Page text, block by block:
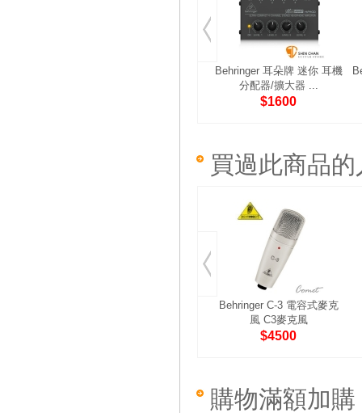
Behringer 耳朵牌 迷你 耳機
分配器/擴大器 ...
$1600
買過此商品
Behringer C-3 電容式麥克
風 C3麥克風
$4500
購物滿額加